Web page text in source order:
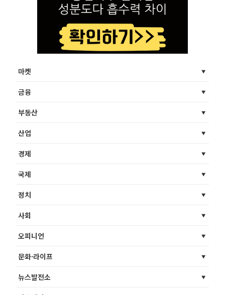
마켓
금융
부동산
산업
경제
국제
정치
사회
오피니언
문화·라이프
뉴스발전소